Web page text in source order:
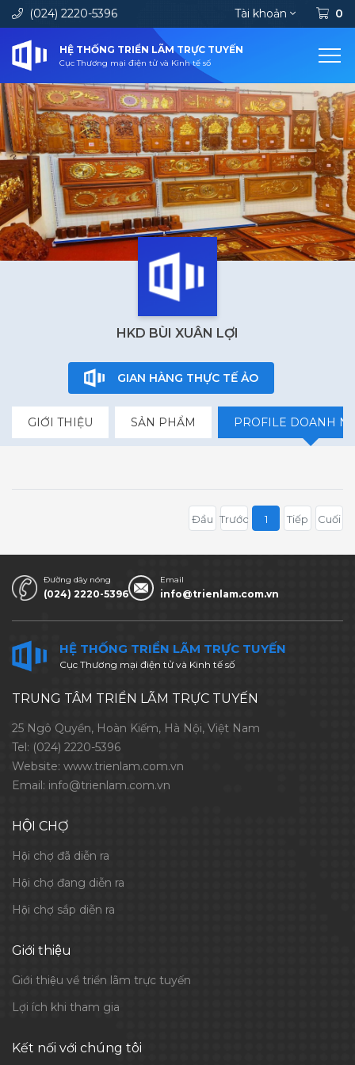
(024) 2220-5396 Tài khoản
HỆ THỐNG TRIỂN LÃM TRỰC TUYẾN
Cục Thương mại điện tử và Kinh tế số
0
HKD BÙI XUÂN LỢI
GIAN HÀNG THỰC TẾ ẢO
GIỚI THIỆU SẢN PHẨM PROFILE DOANH
Đầu Trước 1 Tiếp Cuối
Đường dây nóng
(024) 2220-5396
Email
info@trienlam.com.vn
HỆ THỐNG TRIỂN LÃM TRỰC TUYẾN
Cục Thương mại điện tử và Kinh tế số
TRUNG TÂM TRIỂN LÃM TRỰC TUYẾN
25 Ngô Quyền, Hoàn Kiếm, Hà Nội, Việt Nam
Tel: (024) 2220-5396
Website: www.trienlam.com.vn
Email: info@trienlam.com.vn
HỘI CHỢ
Hội chợ đã diễn ra
Hội chợ đang diễn ra
Hội chợ sắp diễn ra
Giới thiệu
Giới thiệu về triển lãm trực tuyến
Lợi ích khi tham gia
Kết nối với chúng tôi